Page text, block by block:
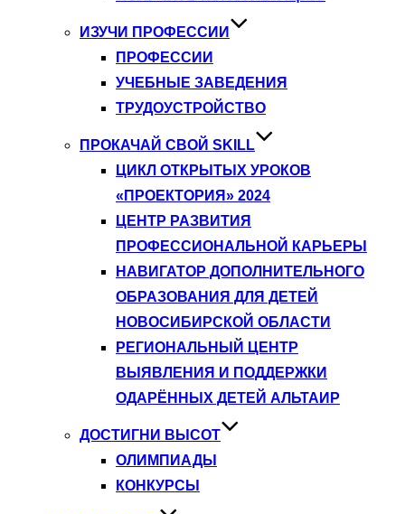
ИЗУЧИ ПРОФЕССИИ
ПРОФЕССИИ
УЧЕБНЫЕ ЗАВЕДЕНИЯ
ТРУДОУСТРОЙСТВО
ПРОКАЧАЙ СВОЙ SKILL
ЦИКЛ ОТКРЫТЫХ УРОКОВ
«ПРОЕКТОРИЯ» 2024
ЦЕНТР РАЗВИТИЯ
ПРОФЕССИОНАЛЬНОЙ КАРЬЕРЫ
НАВИГАТОР ДОПОЛНИТЕЛЬНОГО
ОБРАЗОВАНИЯ ДЛЯ ДЕТЕЙ
НОВОСИБИРСКОЙ ОБЛАСТИ
РЕГИОНАЛЬНЫЙ ЦЕНТР
ВЫЯВЛЕНИЯ И ПОДДЕРЖКИ
ОДАРЁННЫХ ДЕТЕЙ АЛЬТАИР
ДОСТИГНИ ВЫСОТ
ОЛИМПИАДЫ
КОНКУРСЫ